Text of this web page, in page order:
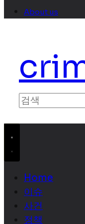
About us
Home
이슈
사건
정책